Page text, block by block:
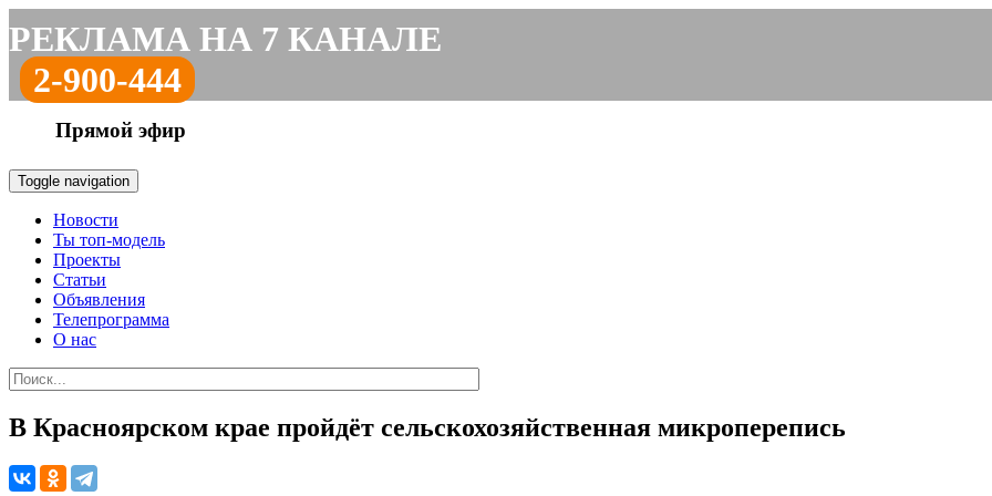
РЕКЛАМА НА 7 КАНАЛЕ
2-900-444
Прямой эфир
Toggle navigation
Новости
Ты топ-модель
Проекты
Статьи
Объявления
Телепрограмма
О нас
В Красноярском крае пройдёт сельскохозяйственная микроперепись